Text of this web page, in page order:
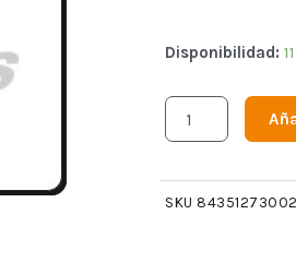
Disponibilidad:
SKU